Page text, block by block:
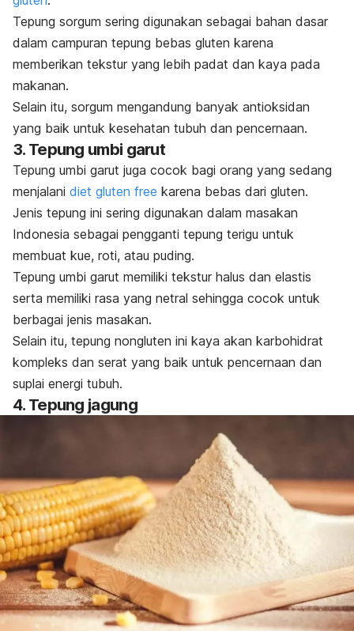
Tepung sorgum sering digunakan sebagai bahan dasar
dalam campuran tepung bebas gluten karena
memberikan tekstur yang lebih padat dan kaya pada
makanan.
Selain itu, sorgum mengandung banyak antioksidan
yang baik untuk kesehatan tubuh dan pencernaan.
3. Tepung umbi garut
Tepung umbi garut juga cocok bagi orang yang sedang
menjalani diet gluten free karena bebas dari gluten.
Jenis tepung ini sering digunakan dalam masakan
Indonesia sebagai pengganti tepung terigu untuk
membuat kue, roti, atau puding.
Tepung umbi garut memiliki tekstur halus dan elastis
serta memiliki rasa yang netral sehingga cocok untuk
berbagai jenis masakan.
Selain itu, tepung nongluten ini kaya akan karbohidrat
kompleks dan serat yang baik untuk pencernaan dan
suplai energi tubuh.
4. Tepung jagung